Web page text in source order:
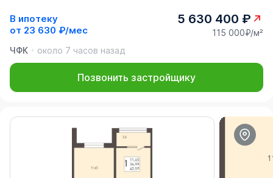
В ипотеку
от 23 630 ₽/мес
5 630 400 ₽
115 000₽/м²
ЧФК
около 7 часов назад
Позвонить застройщику